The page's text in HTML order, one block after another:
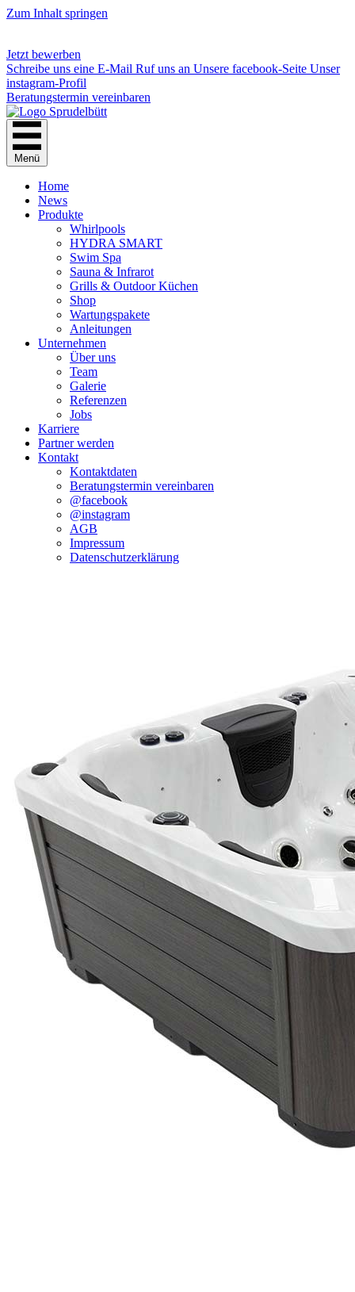
Zum Inhalt springen
Jetzt bewerben
Schreibe uns eine E-Mail Ruf uns an Unsere facebook-Seite Unser
instagram-Profil
Beratungstermin vereinbaren
Menü
Home
News
Produkte
Whirlpools
HYDRA SMART
Swim Spa
Sauna & Infrarot
Grills & Outdoor Küchen
Shop
Wartungspakete
Anleitungen
Unternehmen
Über uns
Team
Galerie
Referenzen
Jobs
Karriere
Partner werden
Kontakt
Kontaktdaten
Beratungstermin vereinbaren
@facebook
@instagram
AGB
Impressum
Datenschutzerklärung